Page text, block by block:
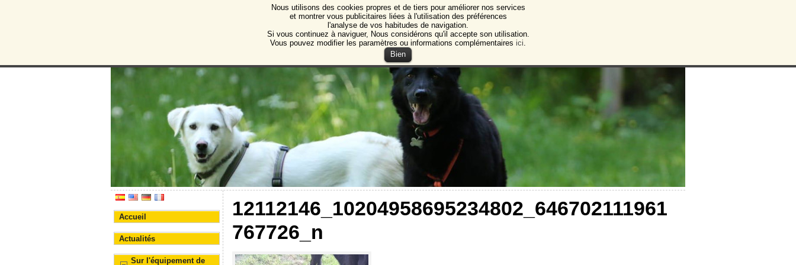
Protectora de Animales de Burgos
Association pour la protection des animaux et des plantes de Burgos
Accueil
Actualités
Sur l'équipement de
12112146_10204958695234802_646702111961
767726_n
Nous utilisons des cookies propres et de tiers pour améliorer nos services
et montrer vous publicitaires liées à l'utilisation des préférences
l'analyse de vos habitudes de navigation.
Si vous continuez à naviguer, Nous considérons qu'il accepte son utilisation.
Vous pouvez modifier les paramètres ou informations complémentaires ici.
Bien